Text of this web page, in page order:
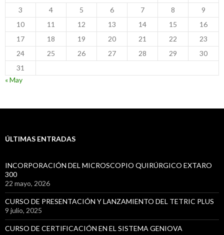
3
4 5 6 7 8
9
10
11 12 13 14 15
16
17
18 19 20 21 22
23
24
25 26 27 28 29
30
31
« May
ÚLTIMAS ENTRADAS
INCORPORACIÓN DEL MICROSCOPIO QUIRÚRGICO EXTARO
300
22 mayo, 2026
CURSO DE PRESENTACIÓN Y LANZAMIENTO DEL TETRIC PLUS
9 julio, 2025
CURSO DE CERTIFICACIÓN EN EL SISTEMA GENIOVA